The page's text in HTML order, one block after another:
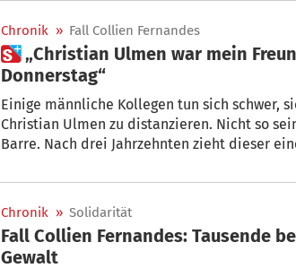
Chronik » Fall Collien Fernandes
 „Christian Ulmen war mein Freund – bis zum vergangenen
Donnerstag“
Einige männliche Kollegen tun sich schwer,
Christian Ulmen zu distanzieren. Nicht so
Barre. Nach drei Jahrzehnten zieht dieser einen klaren Schlussstrich: Die
gewordene Strafanzeige von Collien
Chronik » Solidarität
Fall Collien Fernandes: Tausende
Gewalt